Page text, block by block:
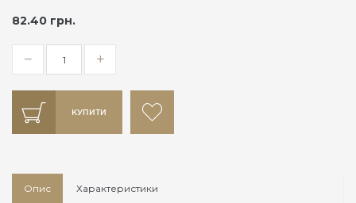
82.40 грн.
КУПИТИ
Опис Характеристики